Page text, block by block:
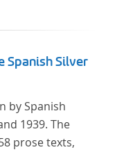
Spanish Silver
by Spanish
1939. The
prose texts,